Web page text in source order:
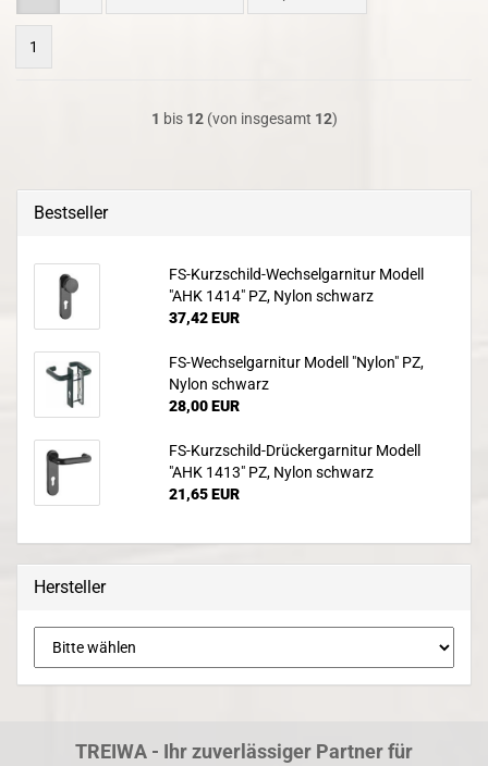
1
1 bis 12(von insgesamt 12)
Bestseller
FS-Kurzschild-Wechselgarnitur Modell
"AHK 1414" PZ, Nylon schwarz
37,42 EUR
FS-Wechselgarnitur Modell "Nylon" PZ,
Nylon schwarz
28,00 EUR
FS-Kurzschild-Drückergarnitur Modell
"AHK 1413" PZ, Nylon schwarz
21,65 EUR
Hersteller
TREIWA - Ihr zuverlässiger Partner für